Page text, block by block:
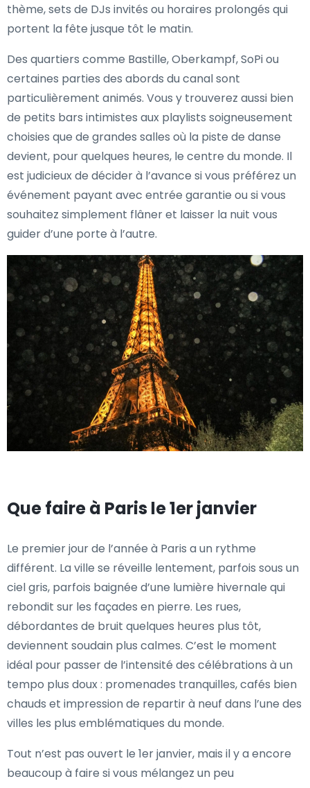
thème, sets de DJs invités ou horaires prolongés qui
portent la fête jusque tôt le matin.
Des quartiers comme Bastille, Oberkampf, SoPi ou
certaines parties des abords du canal sont
particulièrement animés. Vous y trouverez aussi bien
de petits bars intimistes aux playlists soigneusement
choisies que de grandes salles où la piste de danse
devient, pour quelques heures, le centre du monde. Il
est judicieux de décider à l’avance si vous préférez un
événement payant avec entrée garantie ou si vous
souhaitez simplement flâner et laisser la nuit vous
guider d’une porte à l’autre.
Que faire à Paris le 1er janvier
Le premier jour de l’année à Paris a un rythme
différent. La ville se réveille lentement, parfois sous un
ciel gris, parfois baignée d’une lumière hivernale qui
rebondit sur les façades en pierre. Les rues,
débordantes de bruit quelques heures plus tôt,
deviennent soudain plus calmes. C’est le moment
idéal pour passer de l’intensité des célébrations à un
tempo plus doux : promenades tranquilles, cafés bien
chauds et impression de repartir à neuf dans l’une des
villes les plus emblématiques du monde.
Tout n’est pas ouvert le 1er janvier, mais il y a encore
beaucoup à faire si vous mélangez un peu